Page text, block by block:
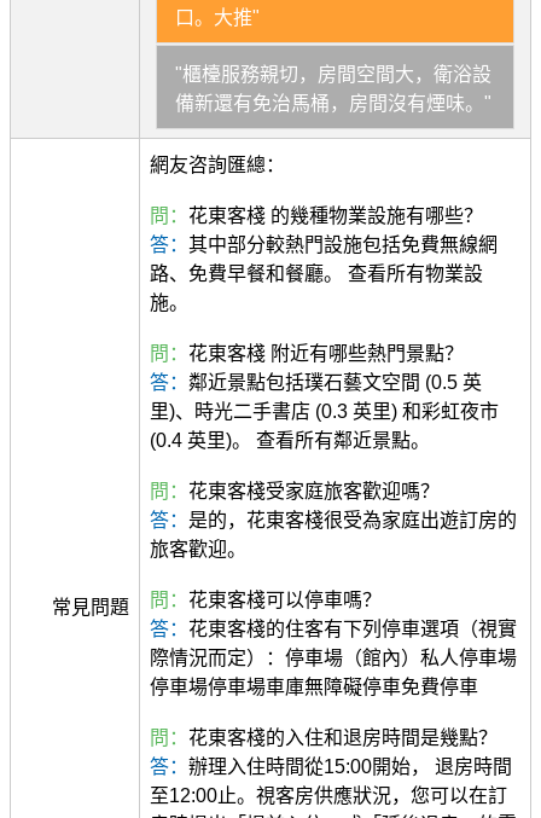
口。大推"
"櫃檯服務親切，房間空間大，衛浴設
備新還有免治馬桶，房間沒有煙味。"
常見問題
網友咨詢匯總：
問： 花東客棧 的幾種物業設施有哪些？
答： 其中部分較熱門設施包括免費無線網
路、免費早餐和餐廳。 查看所有物業設
施。
問： 花東客棧 附近有哪些熱門景點？
答： 鄰近景點包括璞石藝文空間 (0.5 英
里)、時光二手書店 (0.3 英里) 和彩虹夜市
(0.4 英里)。 查看所有鄰近景點。
問： 花東客棧受家庭旅客歡迎嗎？
答： 是的，花東客棧很受為家庭出遊訂房的
旅客歡迎。
問： 花東客棧可以停車嗎？
答： 花東客棧的住客有下列停車選項（視實
際情況而定）：停車場（館內）私人停車場
停車場停車場車庫無障礙停車免費停車
問： 花東客棧的入住和退房時間是幾點？
答： 辦理入住時間從15:00開始， 退房時間
至12:00止。視客房供應狀況，您可以在訂